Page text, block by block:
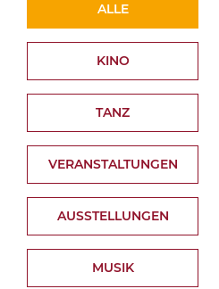
ALLE
KINO
TANZ
VERANSTALTUNGEN
AUSSTELLUNGEN
MUSIK